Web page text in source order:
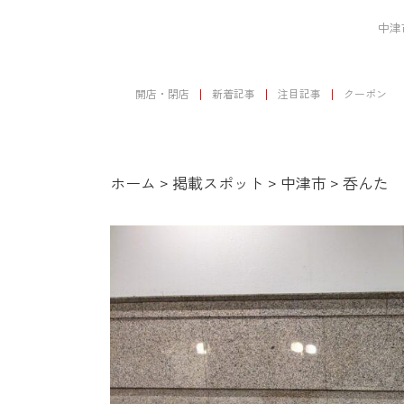
中
開店・閉店 新着記事 注目記事 クーポン
ホーム > 掲載スポット > 中津市 > 呑んた